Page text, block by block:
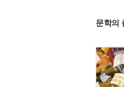
문학의